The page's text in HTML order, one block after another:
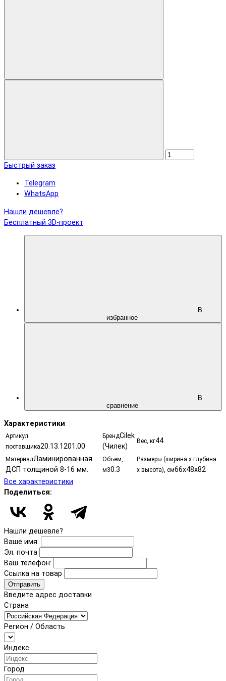
Быстрый заказ
Telegram
WhatsApp
Нашли дешевле?
Бесплатный 3D-проект
В
избранное
В
сравнение
Характеристики
Артикул
поставщика20.13.1201.00
БрендCilek
(Чилек)
Вес, кг44
МатериалЛаминированная
ДСП толщиной 8-16 мм.
Объем,
м30.3
Размеры (ширина х глубина
х высота), см66х48х82
Все характеристики
Поделиться:
Нашли дешевле?
Ваше имя:
Эл. почта
Ваш телефон:
Ссылка на товар
Отправить
Введите адрес доставки
Страна
Регион / Область
Индекс
Город